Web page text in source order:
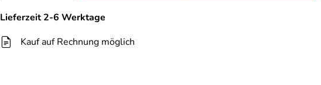
Lieferzeit 2-6 Werktage
Kauf auf Rechnung möglich